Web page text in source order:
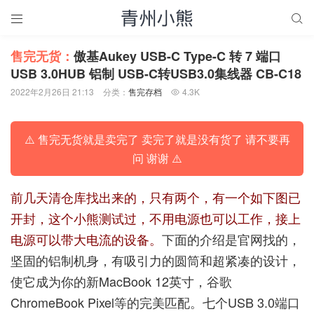
 
售完无货： 傲基Aukey USB-C Type-C 转 7 端口
USB 3.0HUB 铝制 USB-C转USB3.0集线器 CB-C18
2022年2月26日 21:13 分类： 售完存档  4.3K
⚠️ 售完无货就是卖完了 卖完了就是没有货了 请不要再
问 谢谢 ⚠️
前几天清仓库找出来的，只有两个，有一个如下图已
开封，这个小熊测试过，不用电源也可以工作，接上
电源可以带大电流的设备。 下面的介绍是官网找的，
坚固的铝制机身，有吸引力的圆筒和超紧凑的设计，
使它成为你的新MacBook 12英寸，谷歌
ChromeBook Pixel等的完美匹配。七个USB 3.0端口